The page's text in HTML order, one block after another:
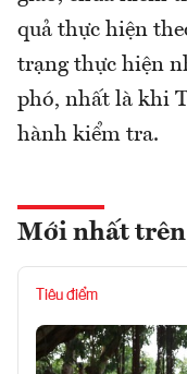
quả thực hiện
trạng thực hiện
phó, nhất là khi
hành kiểm tra.
Mới nhất trên
Tiêu điểm